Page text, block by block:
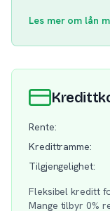
Les mer om lån
Rente:
Kredittramme:
Tilgjengelighet:
Fleksibel kreditt
Mange tilbyr 0%